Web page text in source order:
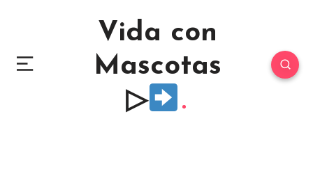
Vida con
Mascotas
▷